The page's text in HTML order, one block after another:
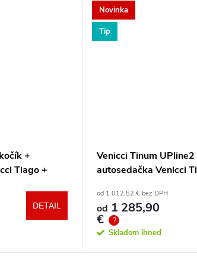
+
Tiago +
DETAIL
Novinka
Tip
Venicci Tinum
autosedačka Venicci
od 1 012,52 € bez DPH
od 1 285,90
€ ?
Skladom ihneď